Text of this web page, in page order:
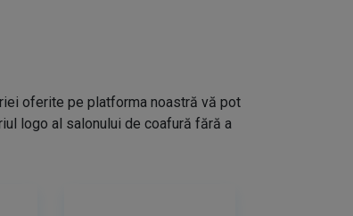
oferite pe platforma noastră vă pot
logo al salonului de coafură fără a